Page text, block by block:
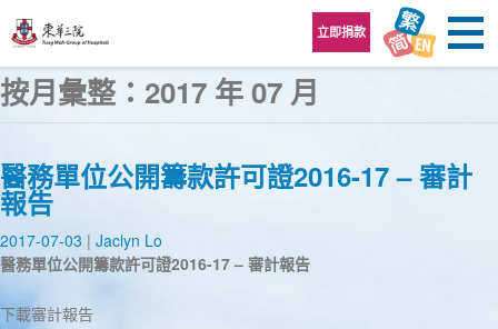
立即捐款
按月彙整：2017 年 07 月
醫務單位公開籌款許可證2016-17 – 審計
報告
2017-07-03
Jaclyn Lo
醫務單位公開籌款許可證2016-17 – 審計報告
下載審計報告